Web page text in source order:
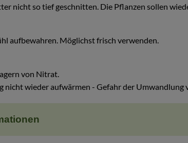
nicht so tief geschnitten. Die Pflanzen sollen
aufbewahren. Möglichst frisch verwenden.
von Nitrat.
nicht wieder aufwärmen - Gefahr der